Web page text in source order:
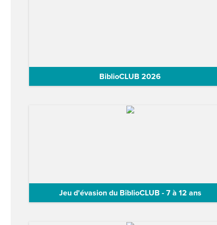
BiblioCLUB 2026
Jeu d'évasion du BiblioCLUB - 7 à 12 ans